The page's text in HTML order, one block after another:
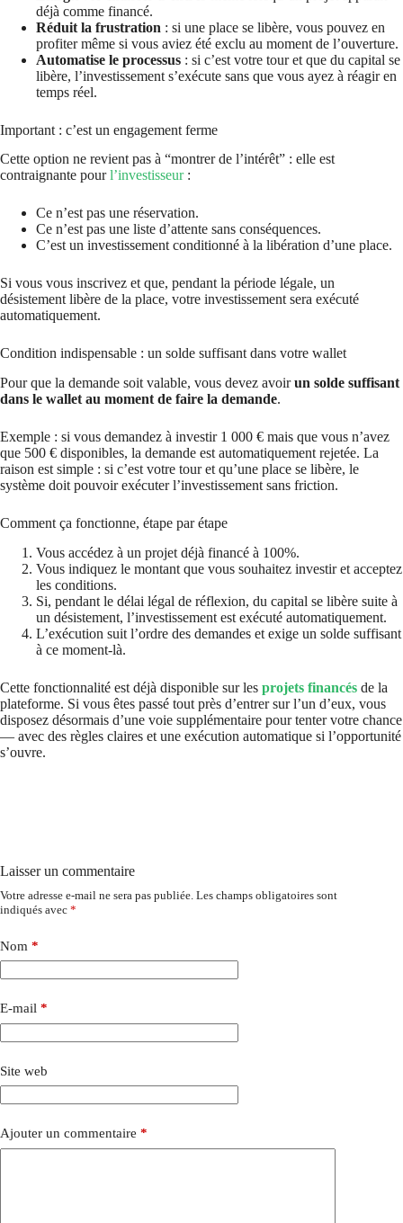
déjà comme financé.
Réduit la frustration : si une place se libère, vous pouvez en
profiter même si vous aviez été exclu au moment de l’ouverture.
Automatise le processus : si c’est votre tour et que du capital se
libère, l’investissement s’exécute sans que vous ayez à réagir en
temps réel.
Important : c’est un engagement ferme
Cette option ne revient pas à “montrer de l’intérêt” : elle est
contraignante pourl’investisseur:
Ce n’est pas une réservation.
Ce n’est pas une liste d’attente sans conséquences.
C’est un investissement conditionné à la libération d’une place.
Si vous vous inscrivez et que, pendant la période légale, un
désistement libère de la place, votre investissement sera exécuté
automatiquement.
Condition indispensable : un solde suffisant dans votre wallet
Pour que la demande soit valable, vous devez avoirun solde suffisant
dans le wallet au moment de faire la demande.
Exemple : si vous demandez à investir 1 000 € mais que vous n’avez
que 500 € disponibles, la demande est automatiquement rejetée. La
raison est simple : si c’est votre tour et qu’une place se libère, le
système doit pouvoir exécuter l’investissement sans friction.
Comment ça fonctionne, étape par étape
Vous accédez à un projet déjà financé à 100%.
Vous indiquez le montant que vous souhaitez investir et acceptez
les conditions.
Si, pendant le délai légal de réflexion, du capital se libère suite à
un désistement, l’investissement est exécuté automatiquement.
L’exécution suit l’ordre des demandes et exige un solde suffisant
à ce moment-là.
Cette fonctionnalité est déjà disponible sur les projets financés de la
plateforme. Si vous êtes passé tout près d’entrer sur l’un d’eux, vous
disposez désormais d’une voie supplémentaire pour tenter votre chance
— avec des règles claires et une exécution automatique si l’opportunité
s’ouvre.
Laisser un commentaire
Votre adresse e-mail ne sera pas publiée. Les champs obligatoires sont
indiqués avec *
Nom *
E-mail *
Site web
Ajouter un commentaire *